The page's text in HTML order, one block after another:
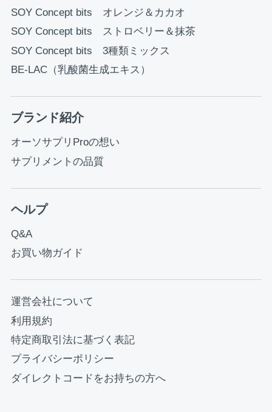
SOY Concept bits オレンジ＆カカオ
SOY Concept bits ストロベリー＆抹茶
SOY Concept bits 3種類ミックス
BE-LAC（乳酸菌生成エキス）
ブランド紹介
オーソサプリProの想い
サプリメントの品質
ヘルプ
Q&A
お買い物ガイド
運営会社について
利用規約
特定商取引法に基づく表記
プライバシーポリシー
ダイレクトコードをお持ちの方へ